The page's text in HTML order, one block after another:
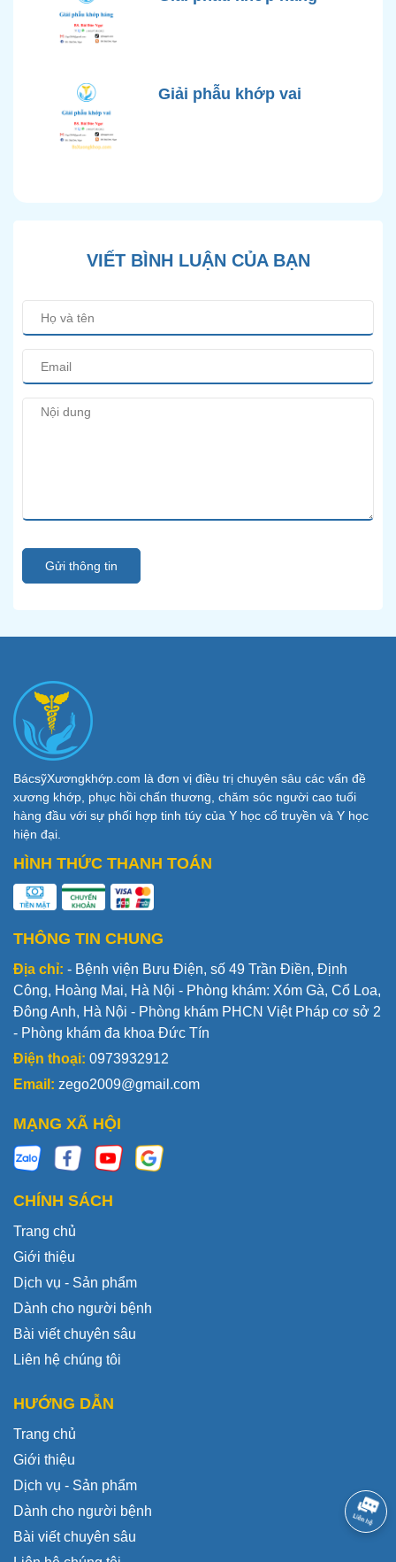
Giải phẫu khớp vai
VIẾT BÌNH LUẬN CỦA BẠN
Gửi thông tin
BácsỹXươngkhớp.com là đơn vị điều trị chuyên sâu các vấn đề
xương khớp, phục hồi chấn thương, chăm sóc người cao tuổi
hàng đầu với sự phối hợp tinh túy của Y học cổ truyền và Y học
hiện đại.
HÌNH THỨC THANH TOÁN
THÔNG TIN CHUNG
Địa chỉ: - Bệnh viện Bưu Điện, số 49 Trần Điền, Định
Công, Hoàng Mai, Hà Nội - Phòng khám: Xóm Gà, Cổ Loa,
Đông Anh, Hà Nội - Phòng khám PHCN Việt Pháp cơ sở 2
- Phòng khám đa khoa Đức Tín
Điện thoại: 0973932912
Email: zego2009@gmail.com
MẠNG XÃ HỘI
CHÍNH SÁCH
Trang chủ
Giới thiệu
Dịch vụ - Sản phẩm
Dành cho người bệnh
Bài viết chuyên sâu
Liên hệ chúng tôi
HƯỚNG DẪN
Trang chủ
Giới thiệu
Dịch vụ - Sản phẩm
Dành cho người bệnh
Bài viết chuyên sâu